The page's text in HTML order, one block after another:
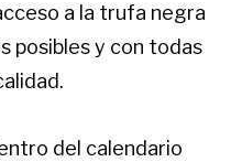
a la trufa negra
posibles y con todas
del calendario